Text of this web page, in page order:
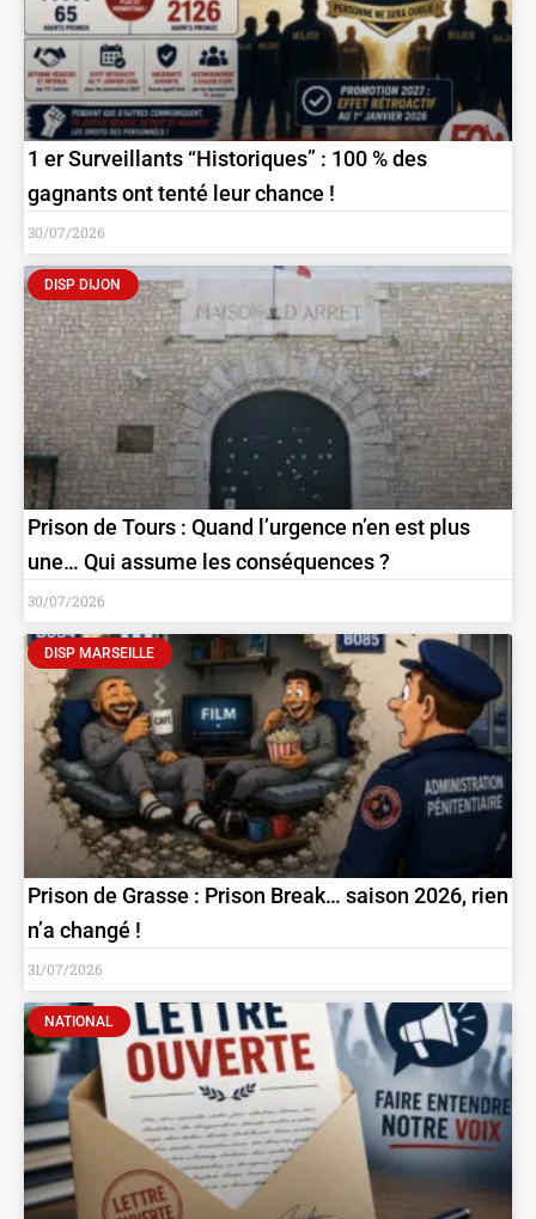
1 er Surveillants “Historiques” : 100 % des
gagnants ont tenté leur chance !
30/07/2026
DISP DIJON
Prison de Tours : Quand l’urgence n’en est plus
une… Qui assume les conséquences ?
30/07/2026
DISP MARSEILLE
Prison de Grasse : Prison Break… saison 2026, rien
n’a changé !
31/07/2026
NATIONAL